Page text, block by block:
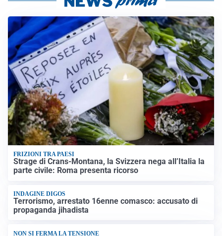
FRIZIONI TRA PAESI
Strage di Crans-Montana, la Svizzera nega all’Italia la
parte civile: Roma presenta ricorso
INDAGINE DIGOS
Terrorismo, arrestato 16enne comasco: accusato di
propaganda jihadista
NON SI FERMA LA TENSIONE